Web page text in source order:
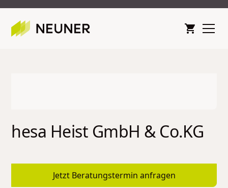
hesa Heist GmbH & Co.KG
Jetzt Beratungstermin anfragen